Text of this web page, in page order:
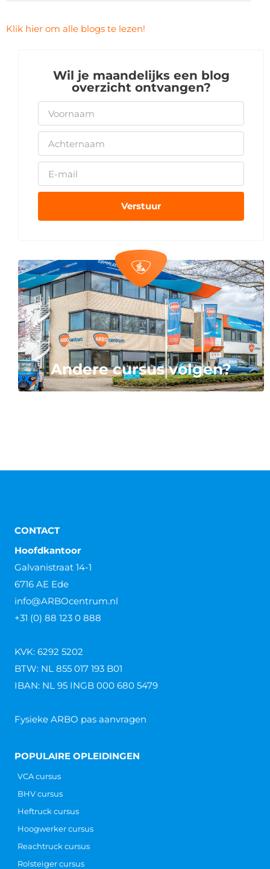
Klik hier om alle blogs te lezen!
Wil je maandelijks een blog
overzicht ontvangen?
Verstuur
Andere cursus volgen?
CONTACT
Hoofdkantoor
Galvanistraat 14-1
6716 AE Ede
info@ARBOcentrum.nl
+31 (0) 88 123 0 888
KVK: 6292 5202
BTW: NL 855 017 193 B01
IBAN: NL 95 INGB 000 680 5479
Fysieke ARBO pas aanvragen
POPULAIRE OPLEIDINGEN
VCA cursus
BHV cursus
Heftruck cursus
Hoogwerker cursus
Reachtruck cursus
Rolsteiger cursus